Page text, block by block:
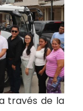
través de la